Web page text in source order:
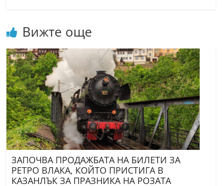
Вижте още
ЗАПОЧВА ПРОДАЖБАТА НА БИЛЕТИ ЗА
РЕТРО ВЛАКА, КОЙТО ПРИСТИГА В
КАЗАНЛЪК ЗА ПРАЗНИКА НА РОЗАТА